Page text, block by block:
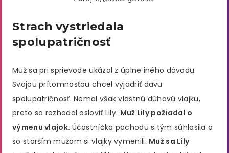
Strach vystriedala
spolupatričnosť
Muž sa pri sprievode ukázal z úplne iného dôvodu.
Svojou prítomnosťou chcel vyjadriť davu
spolupatričnosť. Nemal však vlastnú dúhovú vlajku,
preto sa rozhodol osloviť Lily. Muž Lily požiadal o
výmenu vlajok. Účastníčka pochodu s tým súhlasila a
so starším mužom si vlajky vymenili. Muž sa Lily